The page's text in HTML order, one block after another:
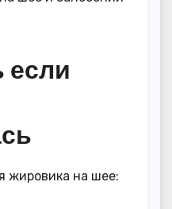
если
жировика на шее: